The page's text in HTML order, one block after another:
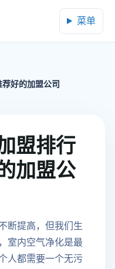
菜单
好的加盟公司
盟排行
加盟公
断提高，但我们生
室内空气净化是最
人都需要一个无污